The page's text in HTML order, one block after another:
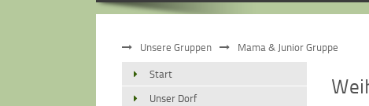
Unsere Gruppen Mama & Junior Gruppe
Start
Unser Dorf